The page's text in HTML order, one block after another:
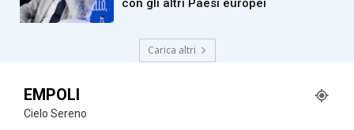
con gli altri Paesi europei
Carica altri
EMPOLI
Cielo Sereno